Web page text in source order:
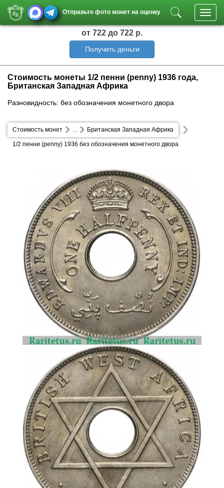
Отправьте фото монет на оценку
от 722 до 722 р.
Получить деньги
Стоимость монеты 1/2 пенни (penny) 1936 года,
Британская Западная Африка
Разновидность: без обозначения монетного двора
Стоимость монет Британская Западная Африка
...
1/2 пенни (penny) 1936 без обозначения монетного двора